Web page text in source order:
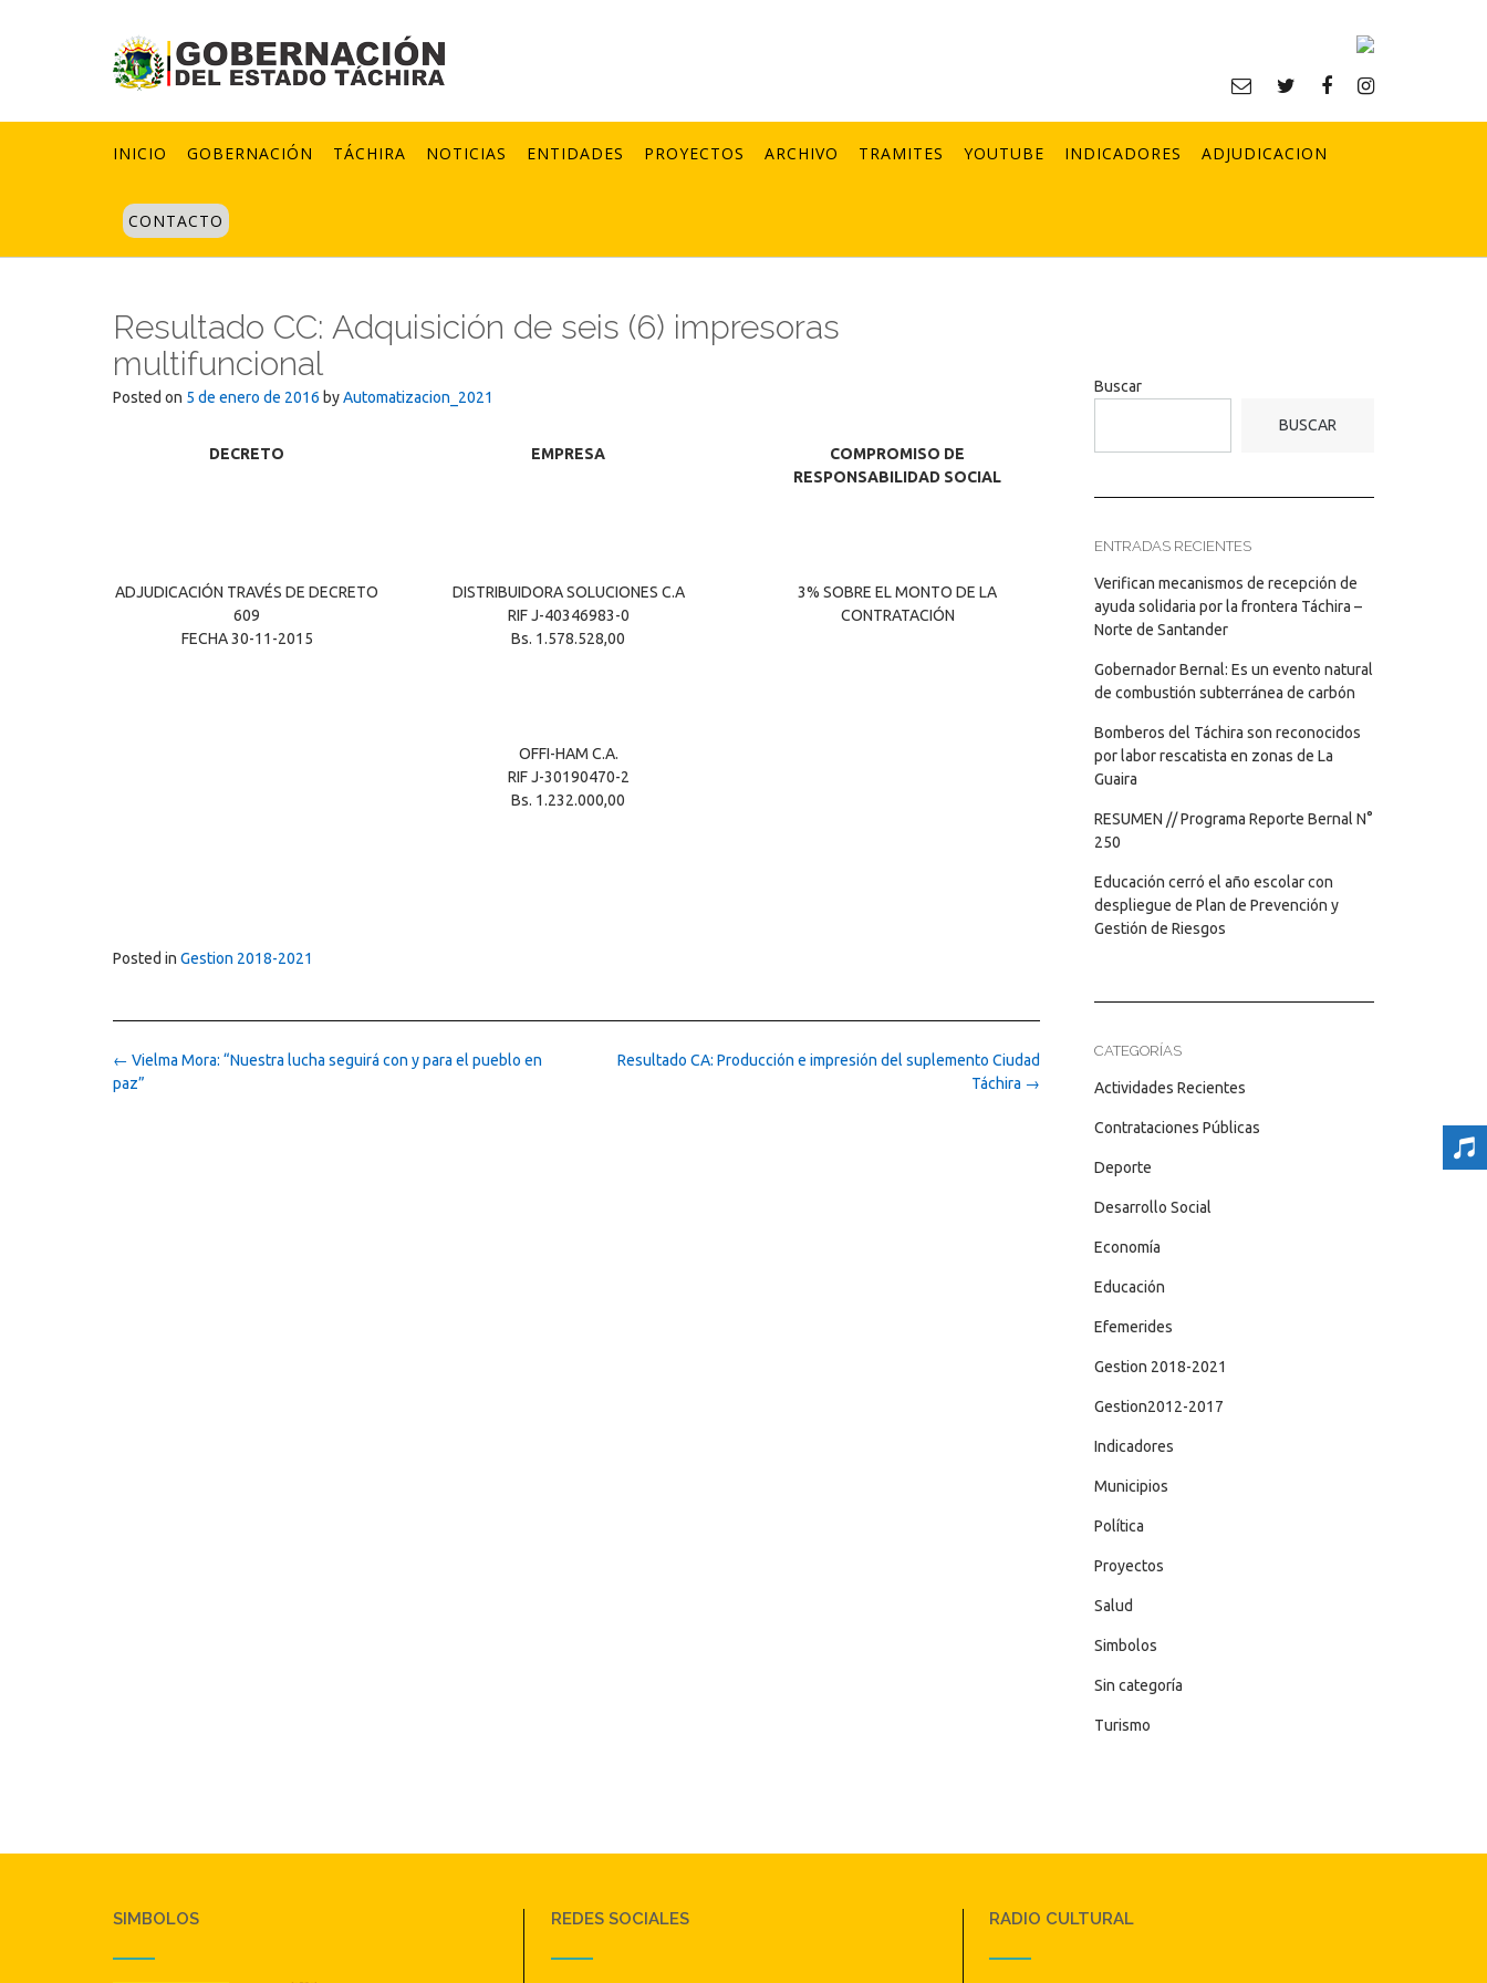
INICIO GOBERNACIÓN TÁCHIRA NOTICIAS ENTIDADES PROYECTOS ARCHIVO TRAMITES YOUTUBE INDICADORES ADJUDICACION
CONTACTO
Resultado CC: Adquisición de seis (6) impresoras
multifuncional
Posted on 5 de enero de 2016 byAutomatizacion_2021
DECRETO EMPRESA
COMPROMISO DE
RESPONSABILIDAD SOCIAL
ADJUDICACIÓN TRAVÉS DE DECRETO
609
FECHA 30-11-2015
DISTRIBUIDORA SOLUCIONES C.A
RIF J-40346983-0
Bs. 1.578.528,00
3% SOBRE EL MONTO DE LA
CONTRATACIÓN
OFFI-HAM C.A.
RIF J-30190470-2
Bs. 1.232.000,00
Posted in Gestion 2018-2021
Post
navigation
Resultado CA: Producción e impresión del suplemento Ciudad
Táchira →
← Vielma Mora: “Nuestra lucha seguirá con y para el pueblo en
paz”
Buscar
BUSCAR
ENTRADAS RECIENTES
Verifican mecanismos de recepción de
ayuda solidaria por la frontera Táchira –
Norte de Santander
Gobernador Bernal: Es un evento natural
de combustión subterránea de carbón
Bomberos del Táchira son reconocidos
por labor rescatista en zonas de La
Guaira
RESUMEN // Programa Reporte Bernal N°
250
Educación cerró el año escolar con
despliegue de Plan de Prevención y
Gestión de Riesgos
CATEGORÍAS
Actividades Recientes
Contrataciones Públicas
Deporte
Desarrollo Social
Economía
Educación
Efemerides
Gestion 2018-2021
Gestion2012-2017
Indicadores
Municipios
Política
Proyectos
Salud
Simbolos
Sin categoría
Turismo
SIMBOLOS REDES SOCIALES RADIO CULTURAL